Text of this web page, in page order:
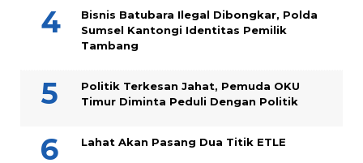
Bisnis Batubara Ilegal Dibongkar, Polda
Sumsel Kantongi Identitas Pemilik
Tambang
Politik Terkesan Jahat, Pemuda OKU
Timur Diminta Peduli Dengan Politik
Lahat Akan Pasang Dua Titik ETLE